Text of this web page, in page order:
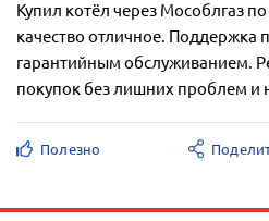
Купил котёл через Мособлгаз
качество отличное. Поддержка
гарантийным обслуживанием.
покупок без лишних проблем и
Полезно